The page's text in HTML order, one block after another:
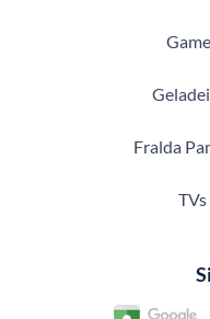
Fralda